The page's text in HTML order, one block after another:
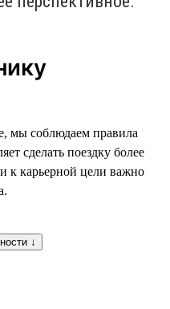
мы соблюдаем правила
сделать поездку более
к карьерной цели важно
↓